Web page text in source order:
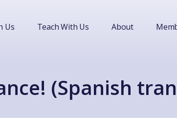
Us Teach With Us About
(Spanish